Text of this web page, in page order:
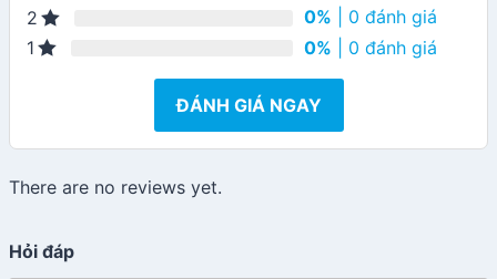
2
0% | 0 đánh giá
1
0% | 0 đánh giá
ĐÁNH GIÁ NGAY
There are no reviews yet.
Hỏi đáp